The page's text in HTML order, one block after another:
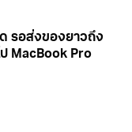
รอส่งของยาวถึง
MacBook Pro